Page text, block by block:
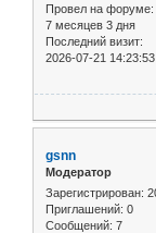
Провел на форуме:
7 месяцев 3 дня
Последний визит:
2026-07-21 14:23:53
gsnn
Модератор
Зарегистрирован:
Приглашений: 0
Сообщений: 7